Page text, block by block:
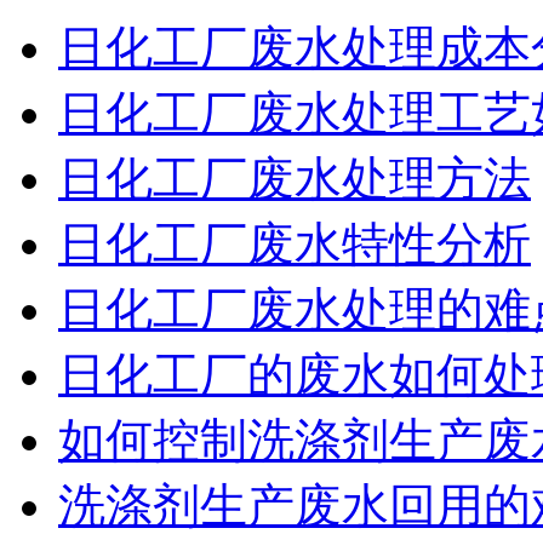
日化工厂废水处理成
日化工厂废水处理工
日化工厂废水处理方法
日化工厂废水特性分析
日化工厂废水处理的
日化工厂的废水如何
如何控制洗涤剂生产
洗涤剂生产废水回用